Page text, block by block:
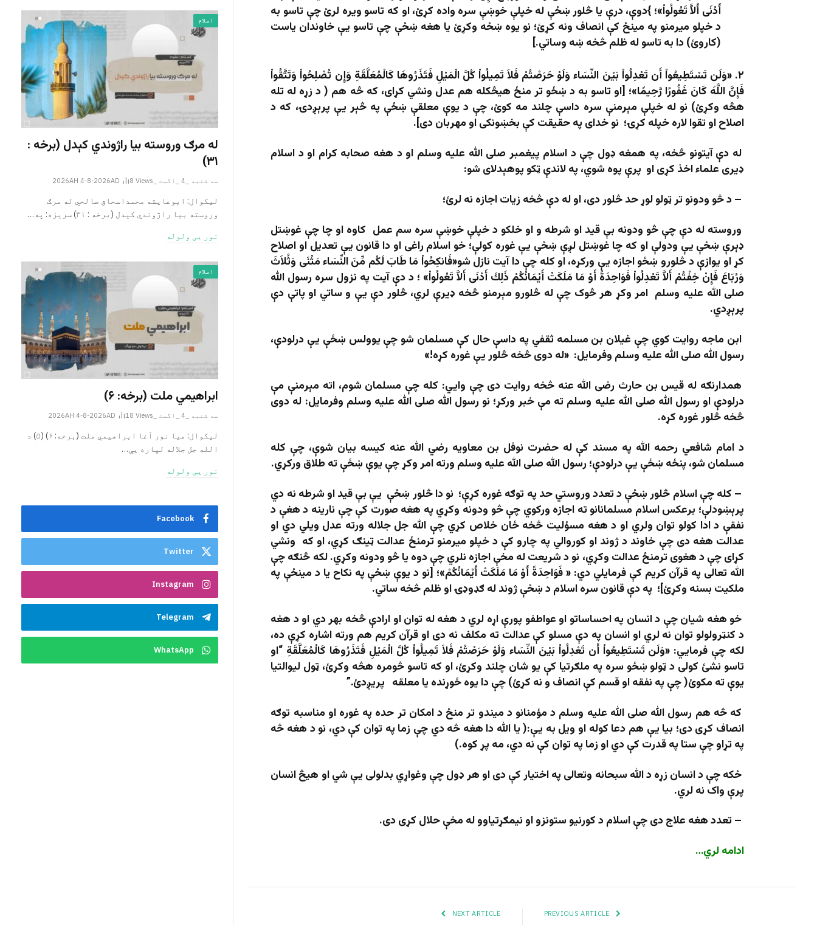
أَدْنَى أَلاَّ تَعُولُواْ»؛ }دوې، درې یا څلور ښځې له خپلې خوښې سره واده کړئ، او که تاسو ویره لرئ چې تاسو به
د خپلو میرمنو په مینځ کې انصاف ونه کړئ؛ نو یوه ښځه وکړئ یا هغه ښځې چې تاسو یې خاوندان یاست
(کاروئ) دا به تاسو له ظلم څخه ښه وساتي.]
۲. «وَلَن تَسْتَطِيعُواْ أَن تَعْدِلُواْ بَيْنَ النِّسَاء وَلَوْ حَرَصْتُمْ فَلاَ تَمِيلُواْ كُلَّ الْمَيْلِ فَتَذَرُوهَا كَالْمُعَلَّقَةِ وَإِن تُصْلِحُواْ وَتَتَّقُواْ
فَإِنَّ اللَّهَ كَانَ غَفُورًا رَّحِيمًا»؛ [او تاسو به د ښځو تر منځ هيڅکله هم عدل ونشي کړای، که څه هم ( د زړه له تله
هڅه وکړئ) نو له خپلې مېرمنې سره داسې چلند مه کوئ، چې د يوې معلقې ښځې په څېر يې پرېږدۍ، که د
اصلاح او تقوا لاره خپله کړۍ؛ نو خدای په حقیقت کې بخښونکی او مهربان دی].
له دې آيتونو څخه، په همغه ډول چې د اسلام پيغمبر صلى الله عليه وسلم او د هغه صحابه کرام او د اسلام
ډیری علماء اخذ کړی او پرې پوه شوي، په لاندې ټکو پوهېدلاى شو:
– د څو ودونو تر ټولو لوړ حد څلور دی، او له دې څخه زیات اجازه نه لرئ؛
وروسته له دې چې څو ودونه بې قید او شرطه و او خلکو د خپلې خوښې سره سم عمل کاوه او چا چې غوښتل
ډېرې ښځې یې ودولې او که چا غوښتل لږې ښځې یې غوره کولې؛ خو اسلام راغی او دا قانون یې تعدیل او اصلاح
کړ او یوازې د څلورو ښځو اجازه یې ورکړه، او کله چې دا آیت نازل شو«فَانكِحُواْ مَا طَابَ لَكُم مِّنَ النِّسَاء مَثْنَى وَثُلاَثَ
وَرُبَاعَ فَإِنْ خِفْتُمْ أَلاَّ تَعْدِلُواْ فَوَاحِدَةً أَوْ مَا مَلَكَتْ أَيْمَانُكُمْ ذَلِكَ أَدْنَى أَلاَّ تَعُولُواْ» ؛ د دې آيت په نزول سره رسول الله
صلى الله عليه وسلم امر وکړ هر څوک چې له څلورو مېرمنو څخه ډیرې لري، څلور دې يې و ساتي او پاتې دې
پرېږدي.
ابن ماجه روایت کوي چې غیلان بن مسلمه ثقفي په داسې حال کې مسلمان شو چې یوولس ښځې یې درلودې،
رسول الله صلی الله علیه وسلم وفرمایل: «له دوی څخه څلور یې غوره کړه!»
همدارنګه له قیس بن حارث رضی الله عنه څخه روایت دی چې وايي: کله چې مسلمان شوم، اته مېرمنې مې
درلودې او رسول الله صلی الله علیه وسلم ته مې خبر ورکړ؛ نو رسول الله صلی الله علیه وسلم وفرمایل: له دوی
څخه څلور غوره کړه.
د امام شافعي رحمه الله په مسند کې له حضرت نوفل بن معاویه رضي الله عنه کیسه بیان شوې، چې کله
مسلمان شو، پنځه ښځې یې درلودې؛ رسول الله صلی الله علیه وسلم ورته امر وکړ چې یوې ښځې ته طلاق ورکړي.
– کله چې اسلام څلور ښځې د تعدد وروستي حد په توګه غوره کړې؛ نو دا څلور ښځې یې بې قید او شرطه نه دي
پرېښودلې؛ برعکس اسلام مسلمانانو ته اجازه ورکوي چې څو ودونه وکړي په هغه صورت کې چې نارینه د هغې د
نفقې د ادا کولو توان ولري او د هغه مسؤلیت څخه ځان خلاص کړي چې الله جل جلاله ورته عدل ویلي دي او
عدالت هغه دی چې خاوند د ژوند او کوروالي په چارو کې د خپلو میرمنو ترمنځ عدالت ټینګ کړي، او که ونشي
کړای چې د هغوی ترمنځ عدالت وکړي، نو د شریعت له مخې اجازه نلري چې دوه یا څو ودونه وکړي. لکه څنګه چې
الله تعالی په قرآن کریم کې فرمایلي دي: « فَوَاحِدَةً أَوْ مَا مَلَكَتْ أَيْمَانُكُمْ»؛ [نو د یوې ښځې په نکاح يا د مینځې په
ملکیت بسنه وکړئ]؛ په دې قانون سره اسلام د ښځې ژوند له ګډوډۍ او ظلم څخه ساتي.
خو هغه شیان چې د انسان په احساساتو او عواطفو پورې اړه لري د هغه له توان او ارادې څخه بهر دي او د هغه
د کنټرولولو توان نه لري او انسان په دې مسلو کې عدالت ته مکلف نه دی او قرآن کریم هم ورته اشاره کړې ده،
لکه چې فرمايي: «وَلَن تَسْتَطِيعُواْ أَن تَعْدِلُواْ بَيْنَ النِّسَاء وَلَوْ حَرَصْتُمْ فَلاَ تَمِيلُواْ كُلَّ الْمَيْلِ فَتَذَرُوهَا كَالْمُعَلَّقَةِ “او
تاسو نشئ کولی د ټولو ښځو سره په ملګرتیا کې یو شان چلند وکړئ، او که تاسو څومره هڅه وکړئ، ټول لیوالتیا
یوې ته مکوئ( چې په نفقه او قسم کې انصاف و نه کړئ) چې دا یوه ځوړنده یا معلقه پریږدئ.”
که څه هم رسول الله صلی الله علیه وسلم د مؤمنانو د میندو تر منځ د امکان تر حده په غوره او مناسبه توګه
انصاف کړی دی؛ بيا يې هم دعا کوله او ويل به یې:( يا الله دا هغه څه دي چې زما په توان کې دي، نو د هغه څه
په تړاو چې ستا په قدرت کې دي او زما په توان کې نه دي، مه پړ کوه.)
ځکه چې د انسان زړه د الله سبحانه وتعالی په اختیار کې دی او هر ډول چې وغواړي بدلولی یې شي او هیڅ انسان
پرې واک نه لري.
– تعدد هغه علاج دی چې اسلام د کورنیو ستونزو او نیمګړتیاوو له مخې حلال کړی دی.
ادامه لري…
NEXT ARTICLE
اسلام
له مرګ وروسته بیا راژوندي کېدل (برخه :
۳۱)
سه شنبه _4 _اگست _2026AH 4-8-2026AD 8 Views
لیکوال: ابوعایشه محمداسحاق صالحي له مرګ
وروسته بیا راژوندي کېدل (برخه : ۳۱) سریزه: په…
نور یی ولوله
اسلام
ابراهيمي ملت (برخه: ۶)
سه شنبه _4 _اگست _2026AH 4-8-2026AD 18 Views
ليکوال: میا نور آغا ابراهيمي ملت (برخه: ۶) (۵) د
الله جل جلاله لپاره یې…
نور یی ولوله
Facebook
Twitter
Instagram
Telegram
WhatsApp